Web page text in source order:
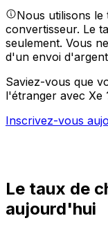
Nous utilisons
convertisseur. Le
seulement. Vous
d'un envoi
Saviez-vous que
l'étranger avec Xe
Inscrivez-vous
Le taux de
aujourd'hui